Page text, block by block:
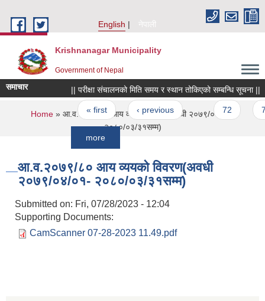
English
नेपाली
Krishnanagar Municipality
Government of Nepal
समाचार || परीक्षा संचालनको मिति समय र स्थान तोकिएको सम्बन्धि सूचना ||
Pages
« first ‹ previous … 72
more
You are here
Home » आ.व.२०७९/८० आय व्ययको विवरण(अवधी २०७९/०४/०१-
२०८०/०३/३१सम्म)
आ.व.२०७९/८० आय व्ययको विवरण(अवधी
२०७९/०४/०१- २०८०/०३/३१सम्म)
Submitted on: Fri, 07/28/2023 - 12:04
Supporting Documents:
CamScanner 07-28-2023 11.49.pdf